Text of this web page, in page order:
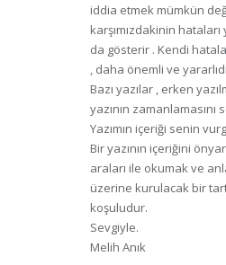
iddia etmek mümkün
karşımızdakinin hataları
da gösterir . Kendi
, daha önemli ve
Bazı yazılar , erken
yazının
Yazımın içeriği senin
Bir yazının içeriğini
araları ile okumak ve
üzerine kurulacak bir
koşuludur.
Sevgiyle.
Melih Anık